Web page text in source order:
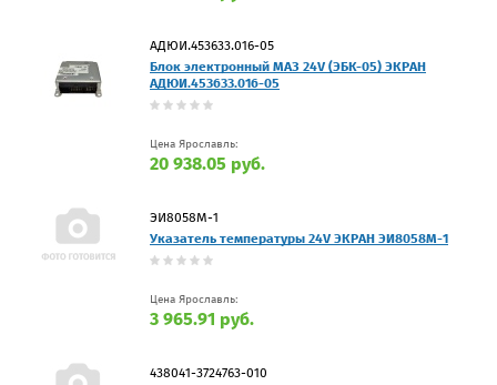
АДЮИ.453633.016-05
Блок электронный МАЗ 24V (ЭБК-05) ЭКРАН
АДЮИ.453633.016-05
Цена Ярославль:
20 938.05 руб.
ЭИ8058М-1
Указатель температуры 24V ЭКРАН ЭИ8058М-1
Цена Ярославль:
3 965.91 руб.
438041-3724763-010